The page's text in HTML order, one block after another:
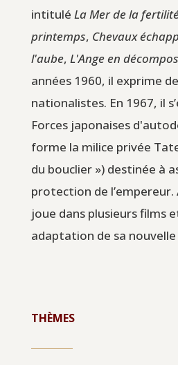
intitulé La Mer de la
printemps, Chevaux
l'aube, L'Ange en
années 1960, il exprime
nationalistes. En 1967, il
Forces japonaises
forme la milice privée
du bouclier ») destinée à
protection de l’empereur.
joue dans plusieurs films
adaptation de sa nouvelle
THÈMES